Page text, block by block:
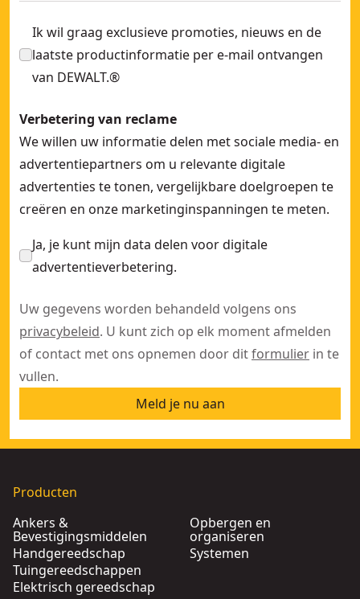
Ik wil graag exclusieve promoties, nieuws en de
laatste productinformatie per e-mail ontvangen
van DEWALT.®
Verbetering van reclame
We willen uw informatie delen met sociale media- en
advertentiepartners om u relevante digitale
advertenties te tonen, vergelijkbare doelgroepen te
creëren en onze marketinginspanningen te meten.
Ja, je kunt mijn data delen voor digitale
advertentieverbetering.
Uw gegevens worden behandeld volgens ons
privacybeleid. U kunt zich op elk moment afmelden
of contact met ons opnemen door ditformulier in te
vullen.
Meld je nu aan
Producten
Ankers &
Bevestigingsmiddelen
Handgereedschap
Tuingereedschappen
Elektrisch gereedschap
Opbergen en
organiseren
Systemen